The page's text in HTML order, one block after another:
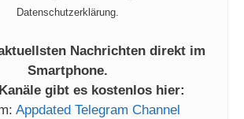
Datenschutzerklärung.
Nachrichten direkt im
Smartphone.
gibt es kostenlos hier:
Appdated Telegram Channel